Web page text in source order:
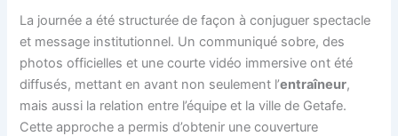
La journée a été structurée de façon à conjuguer spectacle
et message institutionnel. Un communiqué sobre, des
photos officielles et une courte vidéo immersive ont été
diffusés, mettant en avant non seulement l’entraîneur,
mais aussi la relation entre l’équipe et la ville de Getafe.
Cette approche a permis d’obtenir une couverture